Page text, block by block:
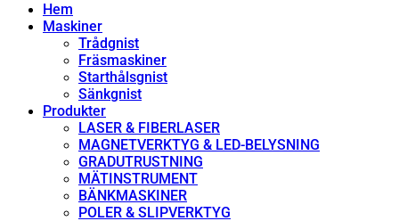
Hem
Maskiner
Trådgnist
Fräsmaskiner
Starthålsgnist
Sänkgnist
Produkter
LASER & FIBERLASER
MAGNETVERKTYG & LED-BELYSNING
GRADUTRUSTNING
MÄTINSTRUMENT
BÄNKMASKINER
POLER & SLIPVERKTYG